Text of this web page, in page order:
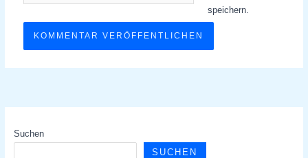
speichern.
Suchen
SUCHEN